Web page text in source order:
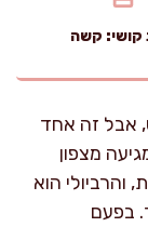
קושי: קשה
אבל זה אחד
מצפון
והרביולי הוא
בפעם